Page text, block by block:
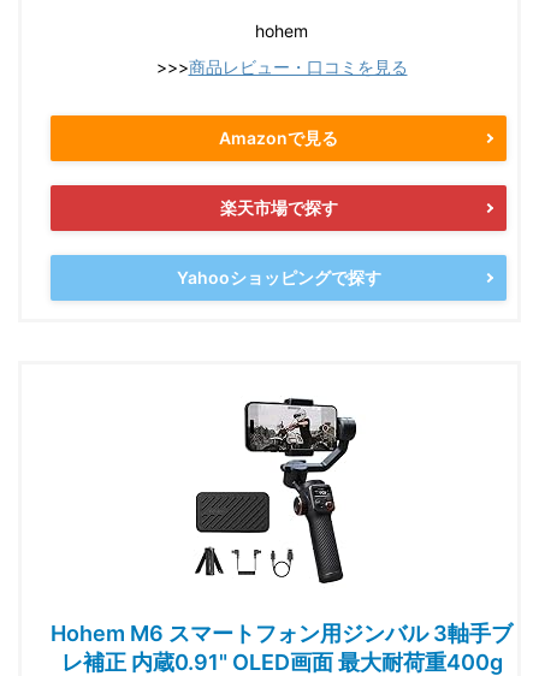
hohem
>>>商品レビュー・口コミを見る
Amazonで見る
楽天市場で探す
Yahooショッピングで探す
Hohem M6 スマートフォン用ジンバル 3軸手ブ
レ補正 内蔵0.91" OLED画面 最大耐荷重400g